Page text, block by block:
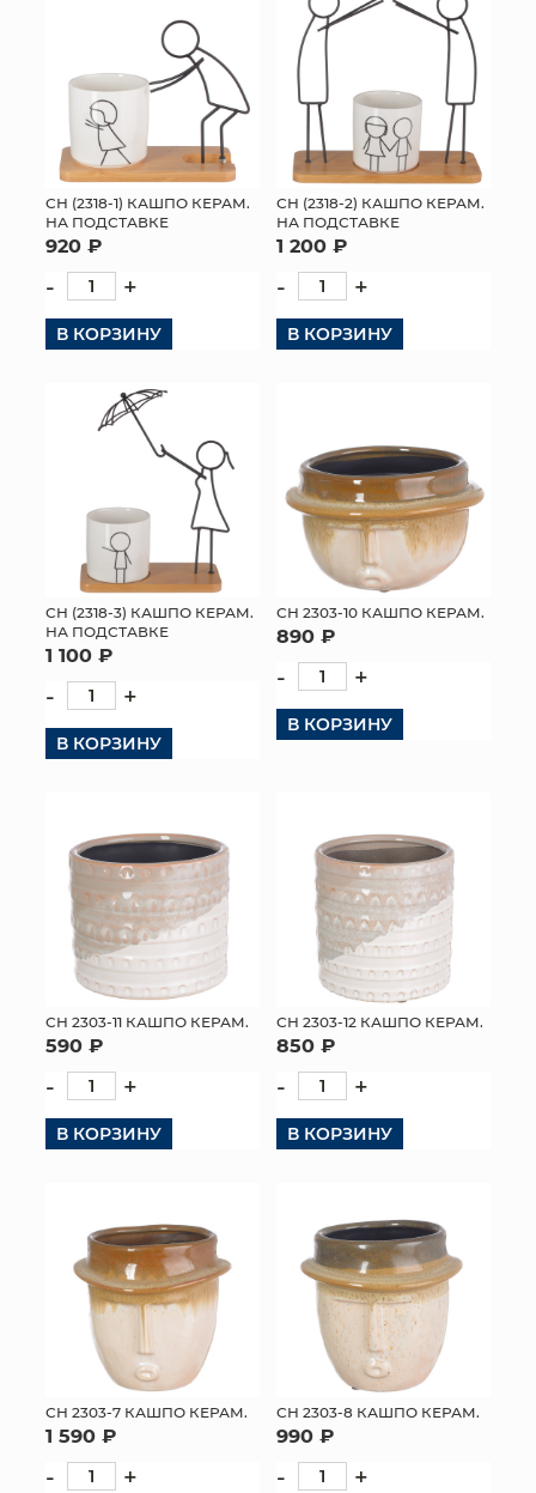
СН (2318-1) КАШПО КЕРАМ.
НА ПОДСТАВКЕ
920 ₽
- +
В КОРЗИНУ
СН (2318-2) КАШПО КЕРАМ.
НА ПОДСТАВКЕ
1 200 ₽
- +
В КОРЗИНУ
СН (2318-3) КАШПО КЕРАМ.
НА ПОДСТАВКЕ
1 100 ₽
- +
В КОРЗИНУ
СН 2303-10 КАШПО КЕРАМ.
890 ₽
- +
В КОРЗИНУ
СН 2303-11 КАШПО КЕРАМ.
590 ₽
- +
В КОРЗИНУ
СН 2303-12 КАШПО КЕРАМ.
850 ₽
- +
В КОРЗИНУ
СН 2303-7 КАШПО КЕРАМ.
1 590 ₽
- +
СН 2303-8 КАШПО КЕРАМ.
990 ₽
- +